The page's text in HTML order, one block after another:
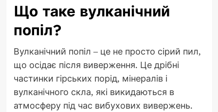
Що таке вулканічний
попіл?
Вулканічний попіл – це не просто сірий пил,
що осідає після виверження. Це дрібні
частинки гірських порід, мінералів і
вулканічного скла, які викидаються в
атмосферу під час вибухових вивержень.